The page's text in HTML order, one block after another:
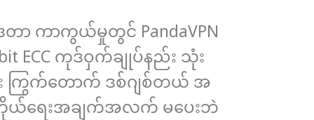
ာ ကာကွယ်မှုတွင် PandaVPN
ECC ကုဒ်ဝှက်ချုပ်နည်း သုံး
ြီး ကြွက်တောက် ဒစ်ဂျစ်တယ် အ
ကိုယ်ရေးအချက်အလက် မပေးဘဲ